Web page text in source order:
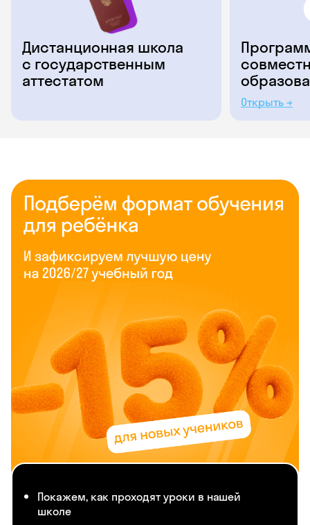
Дистанционная школа
с государственным
аттестатом
Открыть →
Покажем, как проходят уроки в нашей
школе